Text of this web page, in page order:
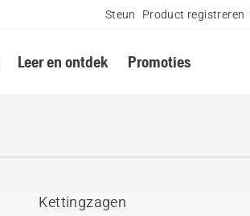
Steun Product registreren
Leer en ontdek Promoties
Kettingzagen